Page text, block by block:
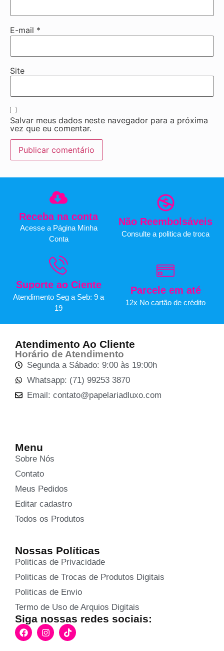
E-mail *
Site
Salvar meus dados neste navegador para a próxima
vez que eu comentar.
Receba na conta
Acesse a Página Minha
Conta
Não Reembolsáveis
Consulte a politica de troca
Suporte ao Ciente
Atendimento Seg a Seb: 9 a
19
Parcele em até
12x No cartão de crédito
Atendimento Ao Cliente
Horário de Atendimento
Segunda a Sábado: 9:00 às 19:00h
Whatsapp: (71) 99253 3870
Email: contato@papelariadluxo.com
Menu
Sobre Nós
Contato
Meus Pedidos
Editar cadastro
Todos os Produtos
Nossas Políticas
Politicas de Privacidade
Politicas de Trocas de Produtos Digitais
Politicas de Envio
Termo de Uso de Arquios Digitais
Siga nossas redes sociais: